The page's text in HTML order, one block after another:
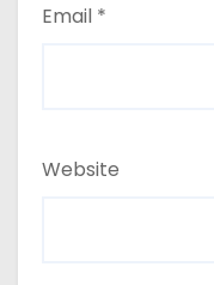
Email *
Website